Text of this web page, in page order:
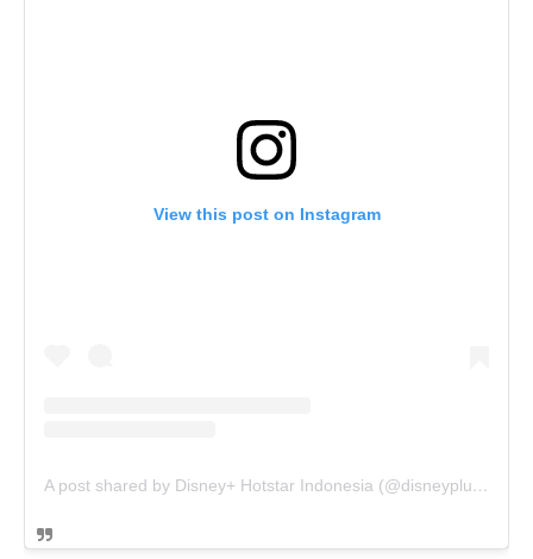
View this post on Instagram
A post shared by Disney+ Hotstar Indonesia (@disneyplushotstarid)